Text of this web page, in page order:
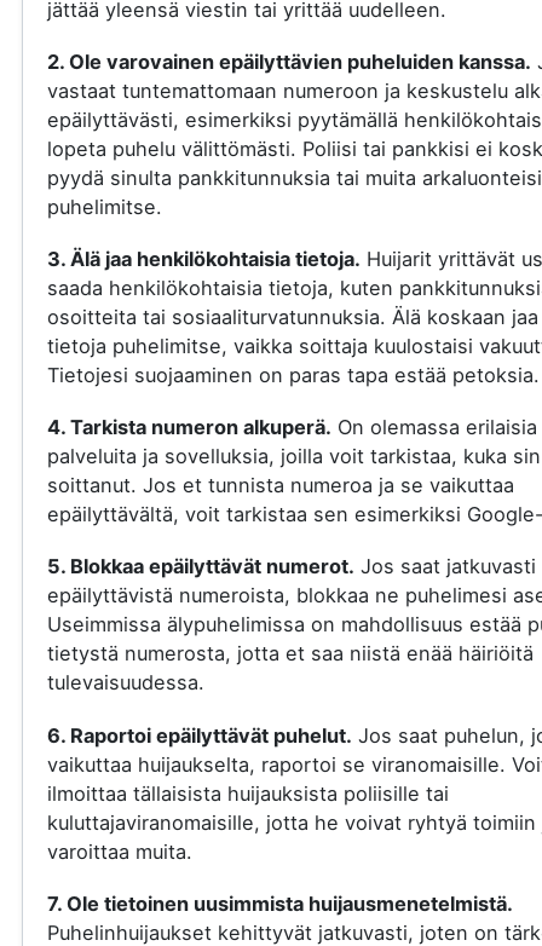
jättää yleensä viestin tai yrittää uudelleen.
2. Ole varovainen epäilyttävien puheluiden kanssa.
vastaat tuntemattomaan numeroon ja keskustelu
epäilyttävästi, esimerkiksi pyytämällä
lopeta puhelu välittömästi. Poliisi tai pankkisi ei
pyydä sinulta pankkitunnuksia tai muita
puhelimitse.
3. Älä jaa henkilökohtaisia tietoja. Huijarit yrittävät
saada henkilökohtaisia tietoja, kuten
osoitteita tai sosiaaliturvatunnuksia. Älä koskaan
tietoja puhelimitse, vaikka soittaja kuulostaisi
Tietojesi suojaaminen on paras tapa estää petoksia.
4. Tarkista numeron alkuperä. On olemassa erilaisia
palveluita ja sovelluksia, joilla voit tarkistaa, kuka
soittanut. Jos et tunnista numeroa ja se vaikuttaa
epäilyttävältä, voit tarkistaa sen esimerkiksi
5. Blokkaa epäilyttävät numerot. Jos saat jatkuvasti
epäilyttävistä numeroista, blokkaa ne puhelimesi
Useimmissa älypuhelimissa on mahdollisuus estää
tietystä numerosta, jotta et saa niistä enää häiriöitä
tulevaisuudessa.
6. Raportoi epäilyttävät puhelut. Jos saat puhelun,
vaikuttaa huijaukselta, raportoi se viranomaisille.
ilmoittaa tällaisista huijauksista poliisille tai
kuluttajaviranomaisille, jotta he voivat ryhtyä toimiin
varoittaa muita.
7. Ole tietoinen uusimmista huijausmenetelmistä.
Puhelinhuijaukset kehittyvät jatkuvasti, joten on